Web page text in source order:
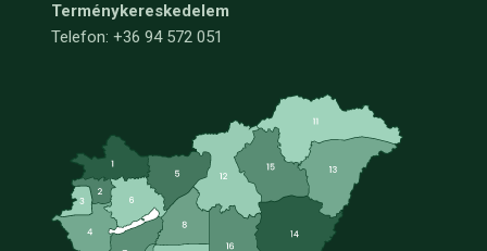
Terménykereskedelem
Telefon: +36 94 572 051